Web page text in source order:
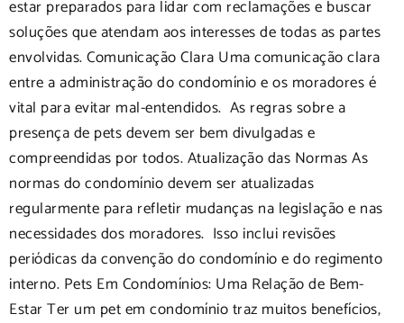
estar preparados para lidar com reclamações e buscar
soluções que atendam aos interesses de todas as partes
envolvidas. Comunicação Clara Uma comunicação clara
entre a administração do condomínio e os moradores é
vital para evitar mal-entendidos. As regras sobre a
presença de pets devem ser bem divulgadas e
compreendidas por todos. Atualização das Normas As
normas do condomínio devem ser atualizadas
regularmente para refletir mudanças na legislação e nas
necessidades dos moradores. Isso inclui revisões
periódicas da convenção do condomínio e do regimento
interno. Pets Em Condomínios: Uma Relação de Bem-
Estar Ter um pet em condomínio traz muitos benefícios,